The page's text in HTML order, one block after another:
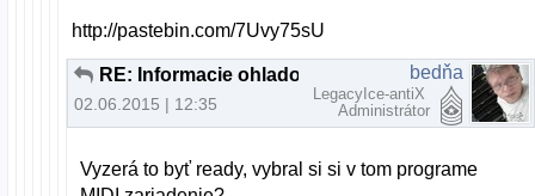
http://pastebin.com/7Uvy75sU
02.06.2015 | 12:35
bedňa
LegacyIce-antiX
Administrátor
Vyzerá to byť ready, vybral si si v tom programe